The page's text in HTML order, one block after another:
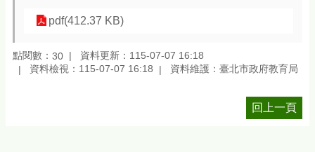
pdf(412.37 KB)
點閱數： 30
資料更新：115-07-07 16:18
資料檢視：115-07-07 16:18
資料維護：臺北市政府教育局
回上一頁